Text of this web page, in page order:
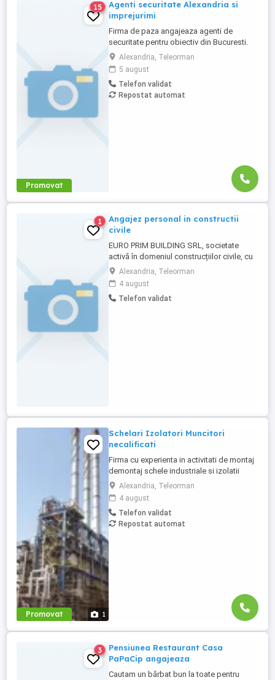
Promovat
15
Agenti securitate Alexandria si
imprejurimi
Firma de paza angajeaza agenti de
securitate pentru obiectiv din Bucuresti.
Se ofera transport gratuit,program de
lucru in ture (24 48), salarizare 3400 lei net.
Mai multe detalii la telefon 0748199453.
Alexandria, Teleorman
5 august
Telefon validat
Repostat automat
1
Angajez personal in constructii
civile
EURO PRIM BUILDING SRL, societate
activă în domeniul construcțiilor civile, cu
proiecte în derulare in Alexandria, jud.
Teleorman, își mărește echipa și
angajează: Muncitori calificați în
construcții civile Șef de echipă construcții
Alexandria, Teleorman
4 august
Telefon validat
Promovat 1
Schelari Izolatori Muncitori
necalificati
Firma cu experienta in activitati de montaj
demontaj schele industriale si izolatii
industriale in rafinarii, combinate
petrochimice, otelarii ofera locuri de
munca in Belgia pentru: - schelari
muncitori necalificati pentru activitatea de
montaj demontaj schele industriale; -
Alexandria, Teleorman
4 august
Telefon validat
Repostat automat
3
Pensiunea Restaurant Casa
PaPaCip angajeaza
Cautam un bărbat bun la toate pentru